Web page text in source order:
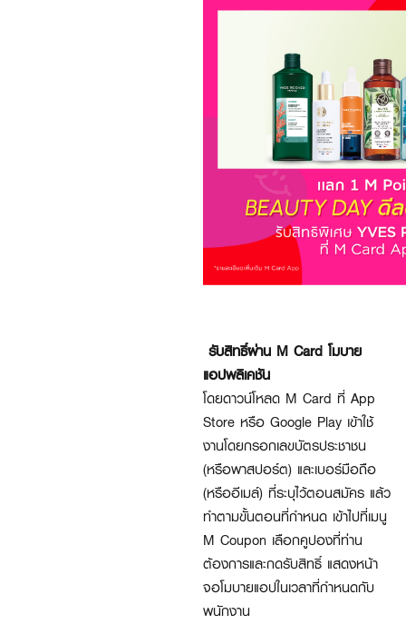
รับสิทธิ์ผ่าน M Card โมบาย
แอปพลิเคชัน
โดยดาวน์โหลด M Card ที่ App
Store หรือ Google Play เข้าใช้
งานโดยกรอกเลขบัตรประชาชน
(หรือพาสปอร์ต) และเบอร์มือถือ
(หรืออีเมล์) ที่ระบุไว้ตอนสมัคร แล้ว
ทำตามขั้นตอนที่กำหนด เข้าไปที่เมนู
M Coupon เลือกคูปองที่ท่าน
ต้องการและกดรับสิทธิ์ แสดงหน้า
จอโมบายแอปในเวลาที่กำหนดกับ
พนักงาน